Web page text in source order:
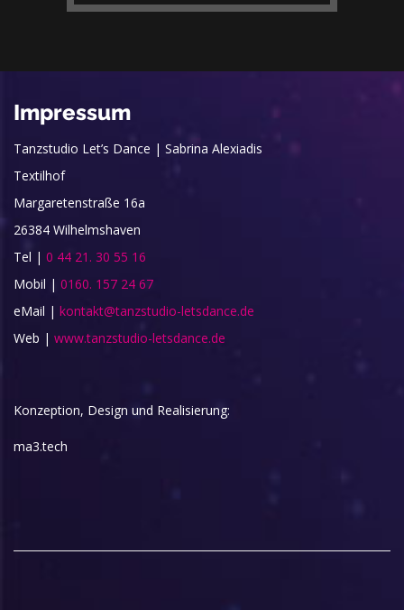
Impressum
Tanzstudio Let’s Dance | Sabrina Alexiadis
Textilhof
Margaretenstraße 16a
26384 Wilhelmshaven
Tel | 0 44 21. 30 55 16
Mobil | 0160. 157 24 67
eMail | kontakt@tanzstudio-letsdance.de
Web | www.tanzstudio-letsdance.de
Konzeption, Design und Realisierung:
ma3.tech